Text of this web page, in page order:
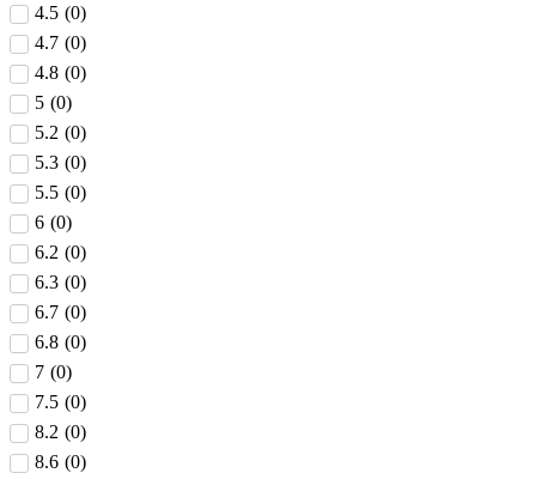
4.5 (0)
4.7 (0)
4.8 (0)
5 (0)
5.2 (0)
5.3 (0)
5.5 (0)
6 (0)
6.2 (0)
6.3 (0)
6.7 (0)
6.8 (0)
7 (0)
7.5 (0)
8.2 (0)
8.6 (0)